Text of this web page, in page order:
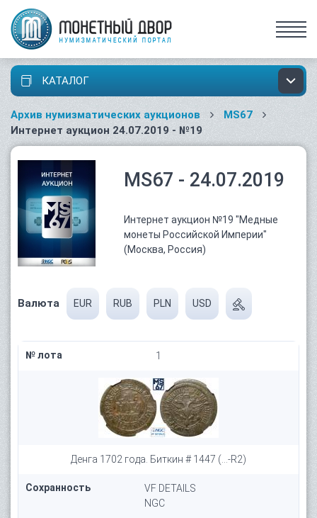
КАТАЛОГ
Архив нумизматических аукционов
MS67
Интернет аукцион 24.07.2019 - №19
MS67 - 24.07.2019
Интернет аукцион №19 "Медные
монеты Российской Империи"
(Москва, Россия)
Валюта EUR RUB PLN USD
№ лота 1
Денга 1702 года. Биткин # 1447 (...-R2)
Сохранность
VF DETAILS
NGC